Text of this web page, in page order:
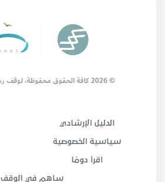
© 2026 كافة الحقوق محفوظة، لوقف رسيل للاستشارات
الدليل الإرشادي
سياسية الخصوصية
اقرأ دومًا
ساهم في الوقف